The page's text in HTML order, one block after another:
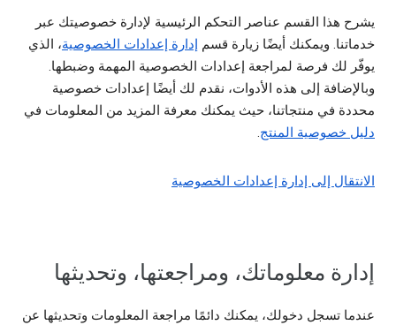
يشرح هذا القسم عناصر التحكم الرئيسية لإدارة خصوصيتك عبر
خدماتنا. ويمكنك أيضًا زيارة قسم إدارة إعدادات الخصوصية، الذي
يوفّر لك فرصة لمراجعة إعدادات الخصوصية المهمة وضبطها.
وبالإضافة إلى هذه الأدوات، نقدم لك أيضًا إعدادات خصوصية
محددة في منتجاتنا، حيث يمكنك معرفة المزيد من المعلومات في
دليل خصوصية المنتج.
الانتقال إلى إدارة إعدادات الخصوصية
إدارة معلوماتك، ومراجعتها، وتحديثها
عندما تسجل دخولك، يمكنك دائمًا مراجعة المعلومات وتحديثها عن